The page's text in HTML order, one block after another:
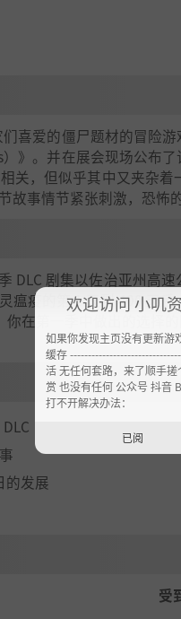
爱的僵尸题材的冒险游
》。并在展会现场公布
关，但似乎其中又夹杂
故事情节紧张刺激，恐怖
DLC 剧集以佐治亚州高
瘟疫的第 1 天到 400 天
你在第一季中做出的选
的发展
受
欢迎访问 小叽
如果你发现主页没有更新游
缓存
活 无任何套路，来了顺手
赏 也没有任何 公众号 抖音
打不开解决办法：
已阅